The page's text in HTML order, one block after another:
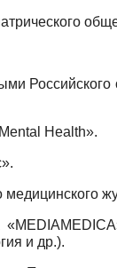
Health».
медицинского
и др.).